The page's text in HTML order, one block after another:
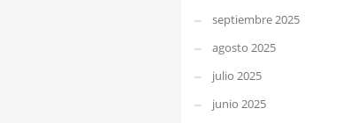
septiembre 2025
agosto 2025
julio 2025
junio 2025